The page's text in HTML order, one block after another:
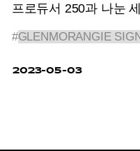
프로듀서 250과 나눈
#GLENMORANGIE
2023-05-03